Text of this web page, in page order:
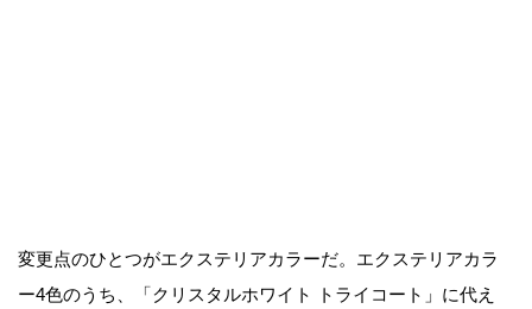
変更点のひとつがエクステリアカラーだ。エクステリアカラ
ー4色のうち、「クリスタルホワイト トライコート」に代え